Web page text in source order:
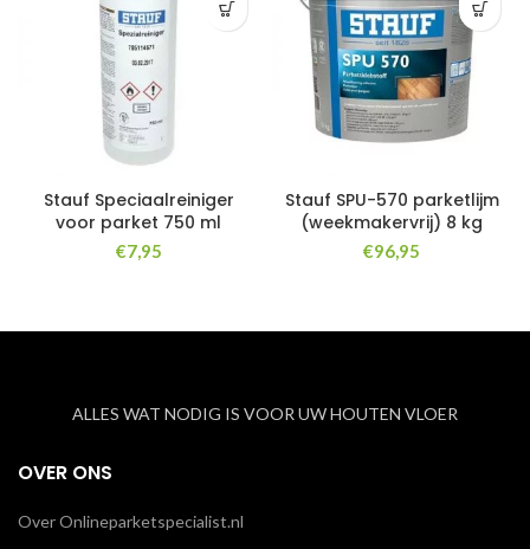
Stauf Speciaalreiniger
voor parket 750 ml
€7,95
Stauf SPU-570 parketlijm
(weekmakervrij) 8 kg
€96,95
ALLES WAT NODIG IS VOOR UW HOUTEN VLOER
OVER ONS
Over Onlineparketspecialist.nl